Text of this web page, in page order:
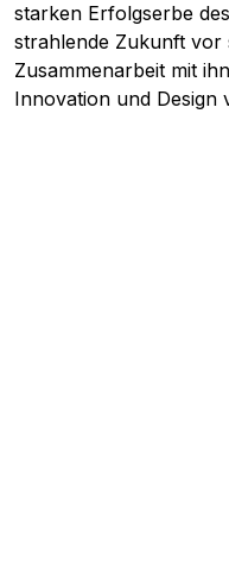
starken Erfolgserbe
strahlende Zukunft
Zusammenarbeit mit
Innovation und Design